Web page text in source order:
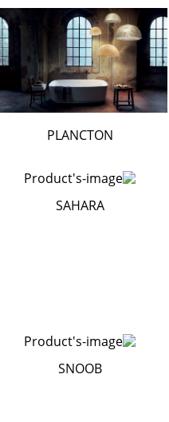
PLANCTON
SAHARA
SNOOB